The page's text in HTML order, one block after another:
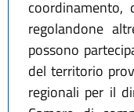
coordinamento,
regolandone
possono
del territorio
regionali per il